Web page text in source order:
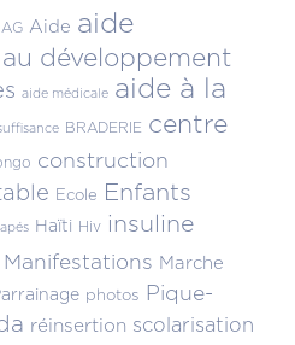
AG Aide aide
développement
aide médicale aide à la
BRADERIE centre
construction
Ecole Enfants
Haïti Hiv insuline
Manifestations Marche
photos Pique-
réinsertion scolarisation